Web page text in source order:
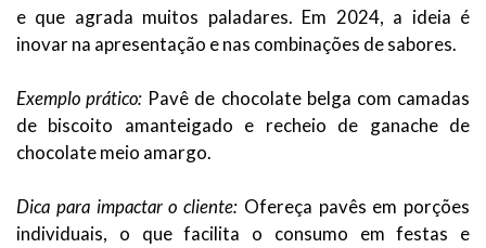
e que agrada muitos paladares. Em 2024, a ideia é
inovar na apresentação e nas combinações de sabores.
Exemplo prático: Pavê de chocolate belga com camadas
de biscoito amanteigado e recheio de ganache de
chocolate meio amargo.
Dica para impactar o cliente: Ofereça pavês em porções
individuais, o que facilita o consumo em festas e